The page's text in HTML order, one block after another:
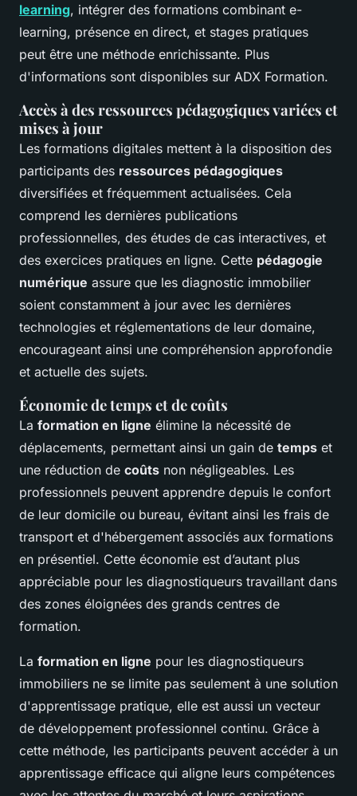
learning, intégrer des formations combinant e-
learning, présence en direct, et stages pratiques
peut être une méthode enrichissante. Plus
d'informations sont disponibles sur ADX Formation.
Accès à des ressources pédagogiques variées et
mises à jour
Les formations digitales mettent à la disposition des
participants des ressources pédagogiques
diversifiées et fréquemment actualisées. Cela
comprend les dernières publications
professionnelles, des études de cas interactives, et
des exercices pratiques en ligne. Cette pédagogie
numérique assure que les diagnostic immobilier
soient constamment à jour avec les dernières
technologies et réglementations de leur domaine,
encourageant ainsi une compréhension approfondie
et actuelle des sujets.
Économie de temps et de coûts
La formation en ligne élimine la nécessité de
déplacements, permettant ainsi un gain de temps et
une réduction de coûts non négligeables. Les
professionnels peuvent apprendre depuis le confort
de leur domicile ou bureau, évitant ainsi les frais de
transport et d'hébergement associés aux formations
en présentiel. Cette économie est d’autant plus
appréciable pour les diagnostiqueurs travaillant dans
des zones éloignées des grands centres de
formation.
La formation en ligne pour les diagnostiqueurs
immobiliers ne se limite pas seulement à une solution
d'apprentissage pratique, elle est aussi un vecteur
de développement professionnel continu. Grâce à
cette méthode, les participants peuvent accéder à un
apprentissage efficace qui aligne leurs compétences